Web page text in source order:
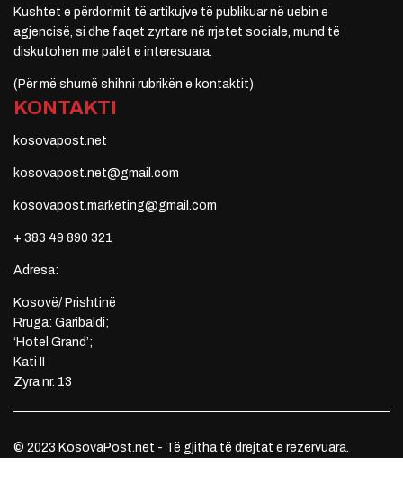
Kushtet e përdorimit të artikujve të publikuar në uebin e
agjencisë, si dhe faqet zyrtare në rrjetet sociale, mund të
diskutohen me palët e interesuara.
(Për më shumë shihni rubrikën e kontaktit)
KONTAKTI
kosovapost.net
kosovapost.net@gmail.com
kosovapost.marketing@gmail.com
+ 383 49 890 321
Adresa:
Kosovë/ Prishtinë
Rruga: Garibaldi;
‘Hotel Grand’;
Kati II
Zyra nr. 13
© 2023 KosovaPost.net - Të gjitha të drejtat e rezervuara.